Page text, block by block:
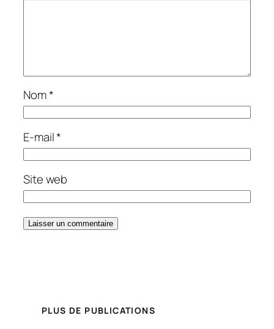
Nom*
E-mail*
Site web
PLUS DE PUBLICATIONS